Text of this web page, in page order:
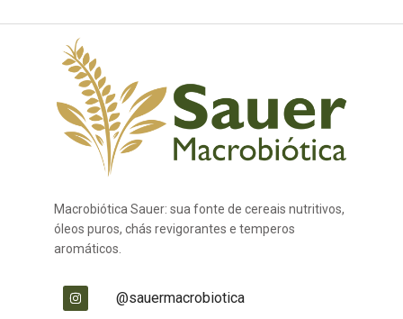
Macrobiótica Sauer: sua fonte de cereais nutritivos,
óleos puros, chás revigorantes e temperos
aromáticos.
@sauermacrobiotica